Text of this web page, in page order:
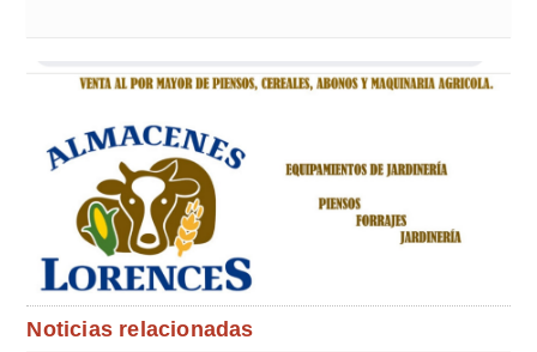
Noticias relacionadas